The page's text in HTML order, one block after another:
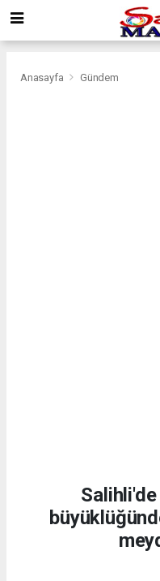
Anasayfa Gündem